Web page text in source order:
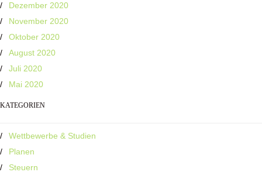
Dezember 2020
November 2020
Oktober 2020
August 2020
Juli 2020
Mai 2020
KATEGORIEN
Wettbewerbe & Studien
Planen
Steuern